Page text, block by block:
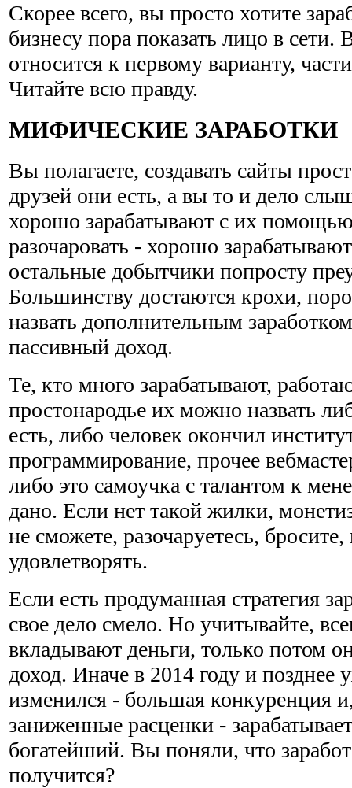
Скорее всего, вы просто хотите
бизнесу пора показать лицо в сети.
относится к первому варианту,
Читайте всю правду.
МИФИЧЕСКИЕ ЗАРАБОТКИ
Вы полагаете, создавать сайты
друзей они есть, а вы то и дело
хорошо зарабатывают с их
разочаровать - хорошо
остальные добытчики попросту
Большинству достаются крохи,
назвать дополнительным
пассивный доход.
Те, кто много зарабатывают,
простонародье их можно назвать
есть, либо человек окончил
программирование, прочее
либо это самоучка с талантом к
дано. Если нет такой жилки,
не сможете, разочаруетесь,
удовлетворять.
Если есть продуманная стратегия
свое дело смело. Но учитывайте,
вкладывают деньги, только потом
доход. Иначе в 2014 году и позднее
изменился - большая конкуренция
заниженные расценки -
богатейший. Вы поняли, что
получится?